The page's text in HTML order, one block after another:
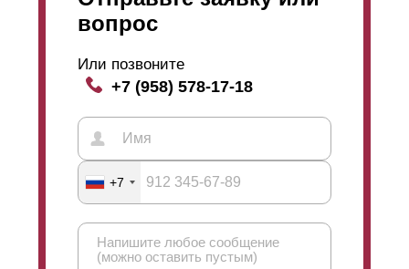
вопрос
Или позвоните
+7 (958) 578-17-18
+7